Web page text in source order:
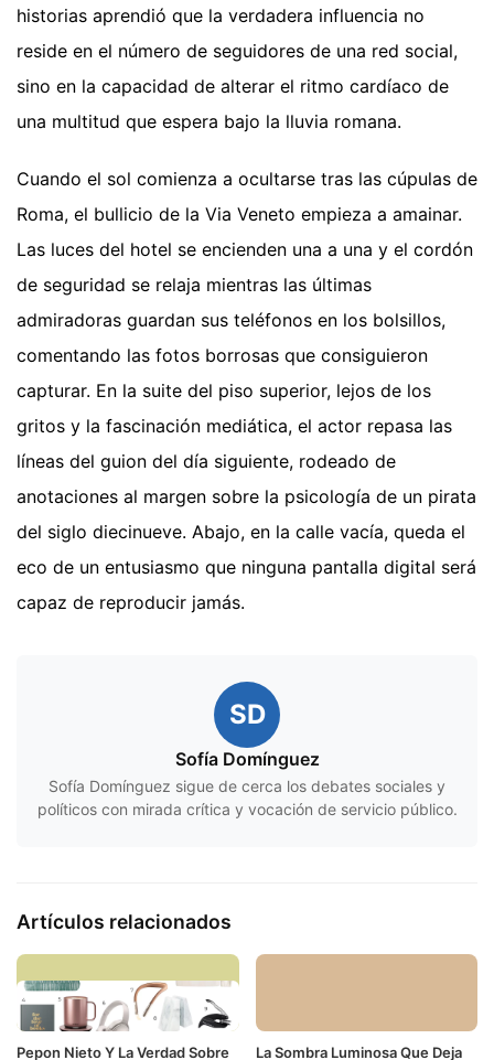
historias aprendió que la verdadera influencia no
reside en el número de seguidores de una red social,
sino en la capacidad de alterar el ritmo cardíaco de
una multitud que espera bajo la lluvia romana.
Cuando el sol comienza a ocultarse tras las cúpulas de
Roma, el bullicio de la Via Veneto empieza a amainar.
Las luces del hotel se encienden una a una y el cordón
de seguridad se relaja mientras las últimas
admiradoras guardan sus teléfonos en los bolsillos,
comentando las fotos borrosas que consiguieron
capturar. En la suite del piso superior, lejos de los
gritos y la fascinación mediática, el actor repasa las
líneas del guion del día siguiente, rodeado de
anotaciones al margen sobre la psicología de un pirata
del siglo diecinueve. Abajo, en la calle vacía, queda el
eco de un entusiasmo que ninguna pantalla digital será
capaz de reproducir jamás.
SD
Sofía Domínguez
Sofía Domínguez sigue de cerca los debates sociales y
políticos con mirada crítica y vocación de servicio público.
Artículos relacionados
Pepon Nieto Y La Verdad Sobre La Sombra Luminosa Que Deja